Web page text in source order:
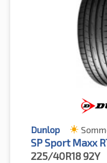
Dunlop
SP Sport Maxx
225/40R18 92Y